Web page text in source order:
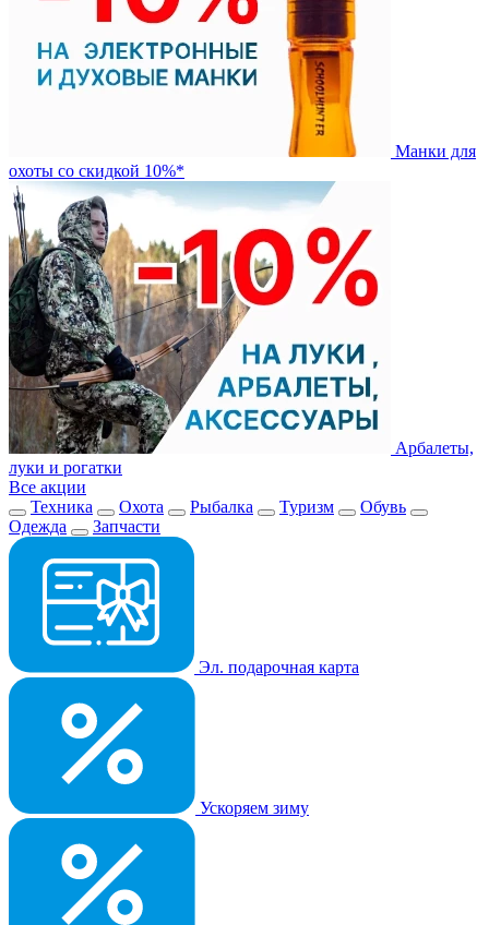
Манки для
охоты со скидкой 10%*
Арбалеты,
луки и рогатки
Все акции
Техника
Охота Рыбалка Туризм
Обувь
Одежда
Запчасти
Эл. подарочная карта
Ускоряем зиму